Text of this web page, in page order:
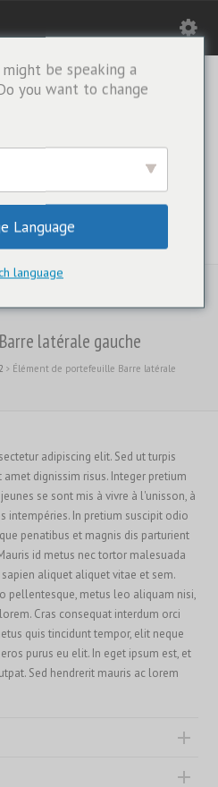
: +1(443) 212-8730
latérale gauche
Élément de portefeuille Barre latérale
adipiscing elit. Sed ut turpis
dignissim risus. Integer pretium
se sont mis à vivre à l'unisson, à
intempéries. In pretium suscipit odio
penatibus et magnis dis parturient
id metus nec tortor malesuada
aliquet aliquet vitae et sem.
pellentesque, metus leo aliquam nisi,
Cras consequat interdum orci
quis tincidunt tempor, elit neque
purus eu elit. In eget ipsum est, et
Sed hendrerit mauris ac lorem
be speaking a
you want to change
Language
language